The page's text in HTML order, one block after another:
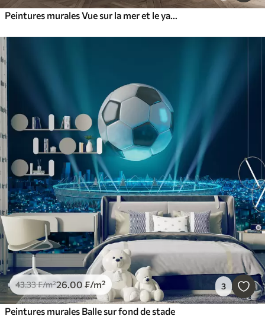
Peintures murales Vue sur la mer et le yacht depuis la fenêtre
43.33₣/m²26.00 ₣/m² 3
Peintures murales Balle sur fond de stade